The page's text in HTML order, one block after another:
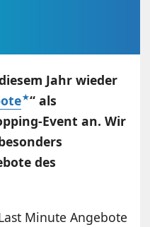
Jahr wieder
“ als
Event an. Wir
des
Minute Angebote